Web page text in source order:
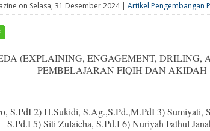
on Selasa, 31 Desember 2024 | Artikel Pengembangan
(EXPLAINING, ENGAGEMENT, DRILING,
PEMBELAJARAN FIQIH DAN AKIDAH
S.PdI 2) H.Sukidi, S.Ag.,S.Pd.,M.PdI 3) Sumiyati,
S.Pd.I 5) Siti Zulaicha, S.Pd.I 6) Nuriyah Fathul